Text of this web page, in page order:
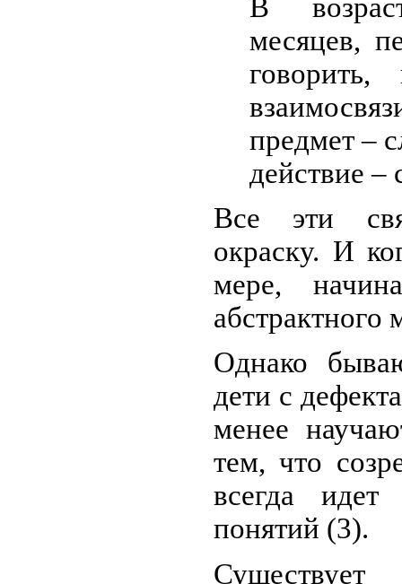
В
месяцев,
предмет –
действие –
Все эти
окраску. И
мере,
Однако
дети с
менее
тем, что
всегда идет
понятий (3).